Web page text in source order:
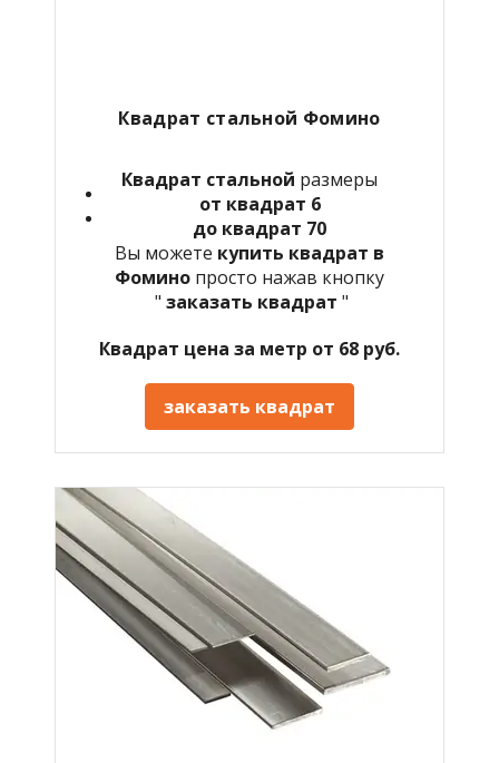
Квадрат стальной Фомино
Квадрат стальной размеры
от квадрат 6
до квадрат 70
Вы можете купить квадрат в
Фомино просто нажав кнопку
" заказать квадрат "
Квадрат цена за метр от 68 руб.
заказать квадрат